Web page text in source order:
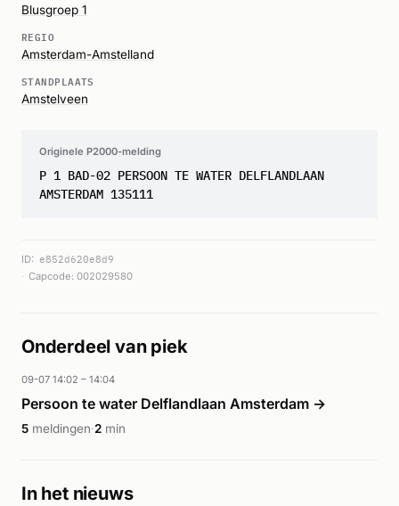
Blusgroep 1
REGIO
Amsterdam-Amstelland
STANDPLAATS
Amstelveen
Originele P2000-melding
P 1 BAD-02 PERSOON TE WATER DELFLANDLAAN
AMSTERDAM 135111
ID: e852d620e8d9
Capcode: 002029580
Onderdeel van piek
09-07 14:02 – 14:04
Persoon te water Delflandlaan Amsterdam →
5 meldingen·2 min
In het nieuws